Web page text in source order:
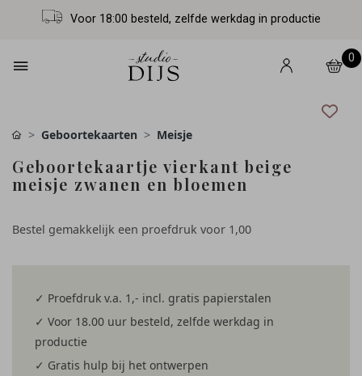
Voor 18:00 besteld, zelfde werkdag in productie
0
Geboortekaarten Meisje
Geboortekaartje vierkant beige
meisje zwanen en bloemen
Bestel gemakkelijk een proefdruk voor 1,00
✓ Proefdruk v.a. 1,- incl. gratis papierstalen
✓ Voor 18.00 uur besteld, zelfde werkdag in
productie
✓ Gratis hulp bij het ontwerpen